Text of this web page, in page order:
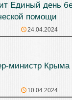
Единый день
помощи
24.04.2024
министр Крыма
10.04.2024